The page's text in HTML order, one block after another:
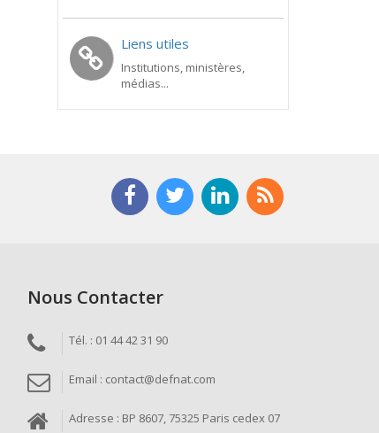
Liens utiles
Institutions, ministères,
médias...
Nous Contacter
Tél. : 01 44 42 31 90
Email : contact@defnat.com
Adresse : BP 8607, 75325 Paris cedex 07